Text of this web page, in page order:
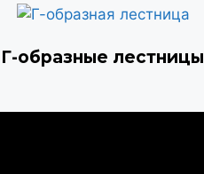
Г-образные лестницы